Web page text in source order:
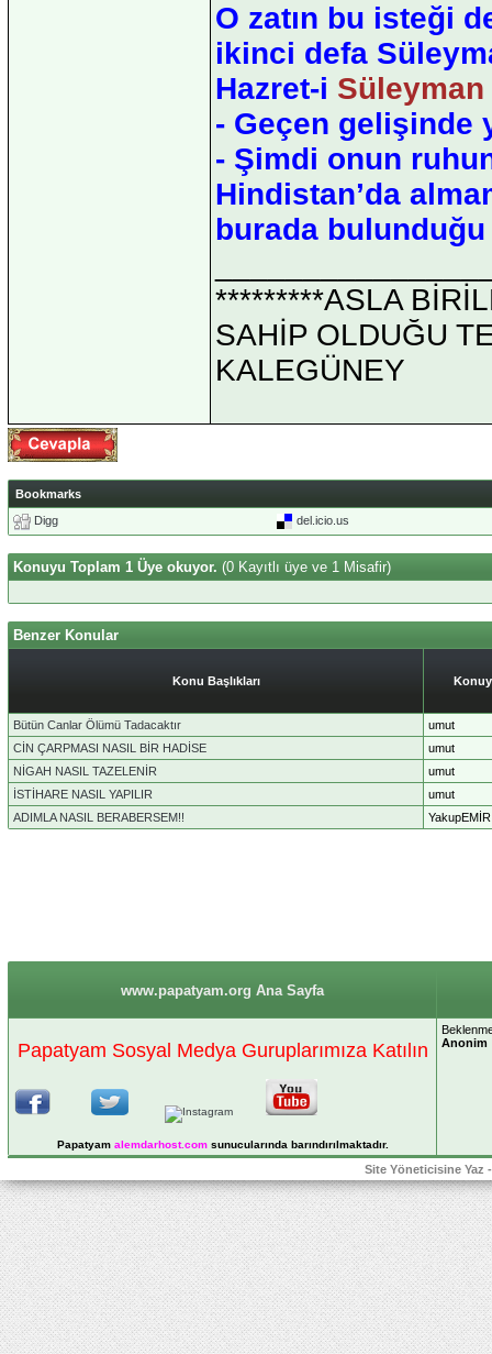
O zatın bu isteği
ikinci defa
Hazret-i
- Geçen gelişinde
- Şimdi onun
Hindistan’da
burada bulunduğu
*********ASLA
SAHİP OLDUĞU
KALEGÜNEY
Bookmarks
Digg
del.icio.us
Konuyu Toplam 1 Üye okuyor. (0 Kayıtlı üye ve 1 Misafir)
Benzer Konular
Konu Başlıkları
Bütün Canlar Ölümü Tadacaktır
umut
CİN ÇARPMASI NASIL BİR HADİSE
umut
NİGAH NASIL TAZELENİR
umut
İSTİHARE NASIL YAPILIR
umut
ADIMLA NASIL BERABERSEM!!
YakupEMİR
www.papatyam.org Ana Sayfa
Papatyam Sosyal Medya Guruplarımıza Katılın
Papatyam alemdarhost.comsunucularında barındırılmaktadır.
Anonim
Site Yöneticisine Yaz